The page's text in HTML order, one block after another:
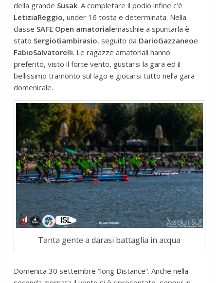
della grande Susak. A completare il podio infine c’è
LetiziaReggio, under 16 tosta e determinata. Nella
classe SAFE Open amatorialemaschile a spuntarla è
stato SergioGambirasio, seguito da DarioGazzaneoe
FabioSalvatorelli. Le ragazze amatoriali hanno
preferito, visto il forte vento, gustarsi la gara ed il
bellissimo tramonto sul lago e giocarsi tutto nella gara
domenicale.
Tanta gente a darasi battaglia in acqua
Domenica 30 settembre “long Distance”. Anche nella